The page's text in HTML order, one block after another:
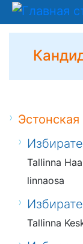
Tallinna
linnaosa
Tallinna